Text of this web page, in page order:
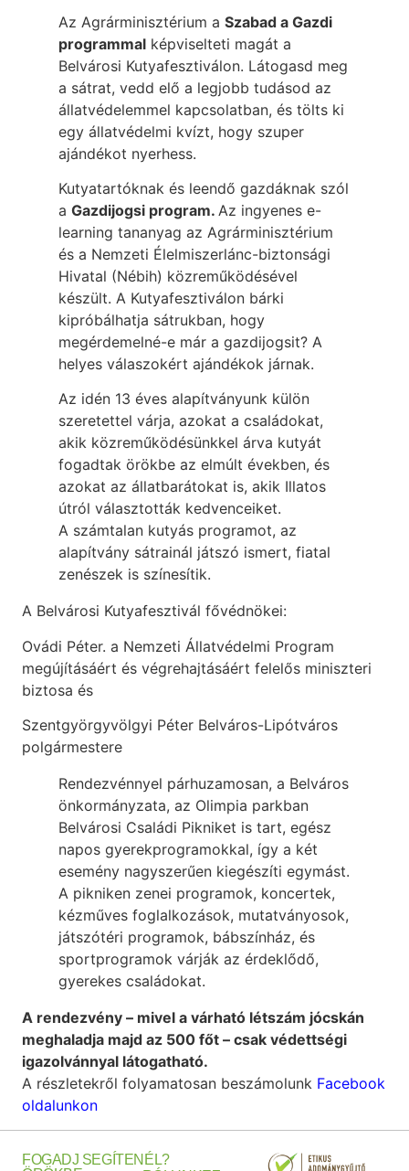
Az Agrárminisztérium a Szabad a Gazdi
programmal képviselteti magát a
Belvárosi Kutyafesztiválon. Látogasd meg
a sátrat, vedd elő a legjobb tudásod az
állatvédelemmel kapcsolatban, és tölts ki
egy állatvédelmi kvízt, hogy szuper
ajándékot nyerhess.
Kutyatartóknak és leendő gazdáknak szól
a Gazdijogsi program. Az ingyenes e-
learning tananyag az Agrárminisztérium
és a Nemzeti Élelmiszerlánc-biztonsági
Hivatal (Nébih) közreműködésével
készült. A Kutyafesztiválon bárki
kipróbálhatja sátrukban, hogy
megérdemelné-e már a gazdijogsit? A
helyes válaszokért ajándékok járnak.
Az idén 13 éves alapítványunk külön
szeretettel várja, azokat a családokat,
akik közreműködésünkkel árva kutyát
fogadtak örökbe az elmúlt években, és
azokat az állatbarátokat is, akik Illatos
útról választották kedvenceiket.
A számtalan kutyás programot, az
alapítvány sátrainál játszó ismert, fiatal
zenészek is színesítik.
A Belvárosi Kutyafesztivál fővédnökei:
Ovádi Péter. a Nemzeti Állatvédelmi Program
megújításáért és végrehajtásáért felelős miniszteri
biztosa és
Szentgyörgyvölgyi Péter Belváros-Lipótváros
polgármestere
Rendezvénnyel párhuzamosan, a Belváros
önkormányzata, az Olimpia parkban
Belvárosi Családi Pikniket is tart, egész
napos gyerekprogramokkal, így a két
esemény nagyszerűen kiegészíti egymást.
A pikniken zenei programok, koncertek,
kézműves foglalkozások, mutatványosok,
játszótéri programok, bábszínház, és
sportprogramok várják az érdeklődő,
gyerekes családokat.
A rendezvény – mivel a várható létszám jócskán
meghaladja majd az 500 főt – csak védettségi
igazolvánnyal látogatható.
A részletekről folyamatosan beszámolunk Facebook
oldalunkon
FOGADJ SEGÍTENÉL?